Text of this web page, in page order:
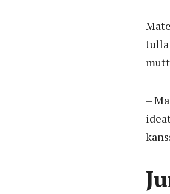
tulla
–